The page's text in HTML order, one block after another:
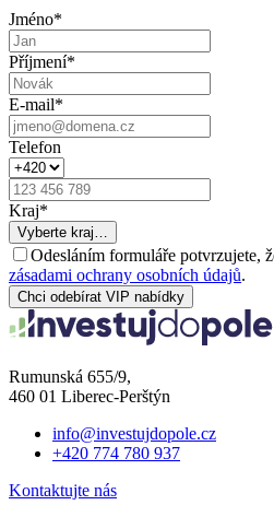
Jméno*
Příjmení*
E-mail*
Telefon
Kraj*
Vyberte kraj…
Odesláním formuláře potvrzujete,
zásadami ochrany osobních údajů.
Chci odebírat VIP nabídky
Rumunská 655/9,
460 01 Liberec-Perštýn
info@investujdopole.cz
+420 774 780 937
Kontaktujte nás